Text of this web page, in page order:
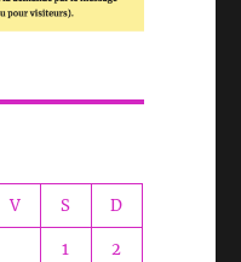
V S D
1 2